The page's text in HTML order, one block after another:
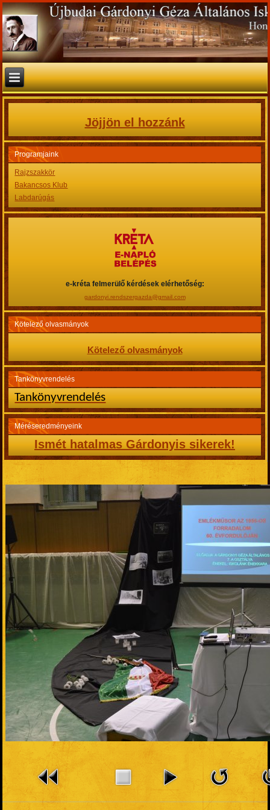
Jöjjön el hozzánk
Programjaink
Rajzszakkör
Bakancsos Klub
Labdarúgás
e-kréta felmerülő kérdések elérhetőség:
gardonyi.rendszergazda@gmail.com
Kötelező olvasmányok
Kötelező olvasmányok
Tankönyvrendelés
Tankönyvrendelés
Méréseredményeink
Ismét hatalmas Gárdonyis sikerek!